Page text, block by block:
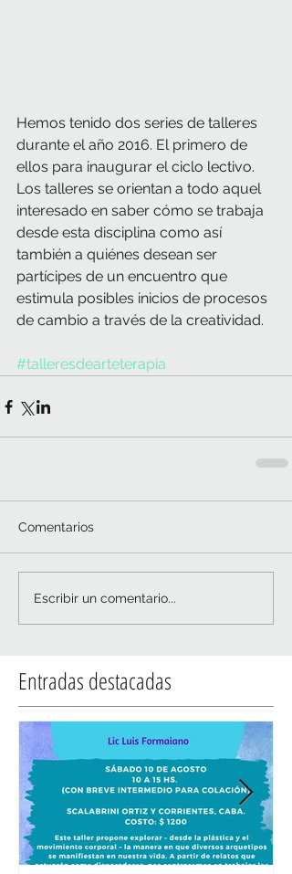
Hemos tenido dos series de talleres
durante el año 2016. El primero de
ellos para inaugurar el ciclo lectivo.
Los talleres se orientan a todo aquel
interesado en saber cómo se trabaja
desde esta disciplina como así
también a quiénes desean ser
partícipes de un encuentro que
estimula posibles inicios de procesos
de cambio a través de la creatividad.
#talleresdearteterapia
Comentarios
Escribir un comentario...
Entradas destacadas